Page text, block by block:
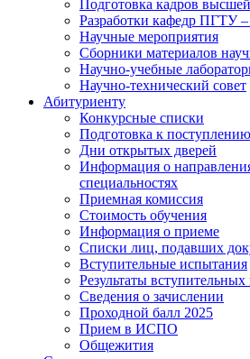
Подготовка кадров
Разработки кафедр
Научные мероприятия
Сборники материалов
Научно-учебные
Научно-технический совет
Абитуриенту
Конкурсные списки
Подготовка к поступлению
Дни открытых дверей
Информация о
специальностях
Приемная комиссия
Стоимость обучения
Информация о приеме
Списки лиц, подавших
Вступительные испытания
Результаты
Сведения о зачислении
Проходной балл 2025
Прием в ИСПО
Общежития